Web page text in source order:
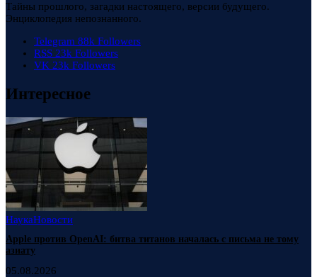
Тайны прошлого, загадки настоящего, версии будущего.
Энциклопедия непознанного.
Telegram 88k Followers
RSS 23k Followers
VK 23k Followers
Интересное
НаукаНовости
Apple против OpenAI: битва титанов началась с письма не тому
азиату
05.08.2026